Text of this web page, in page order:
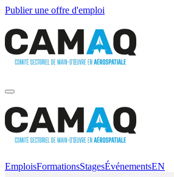
Publier une offre d'emploi
EmploisFormationsStagesÉvénementsEN